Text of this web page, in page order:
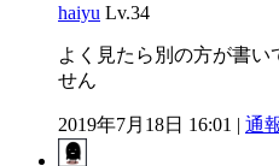
haiyu Lv.34
よく見たら別の方が書い
せん
2019年7月18日 16:01 | 通